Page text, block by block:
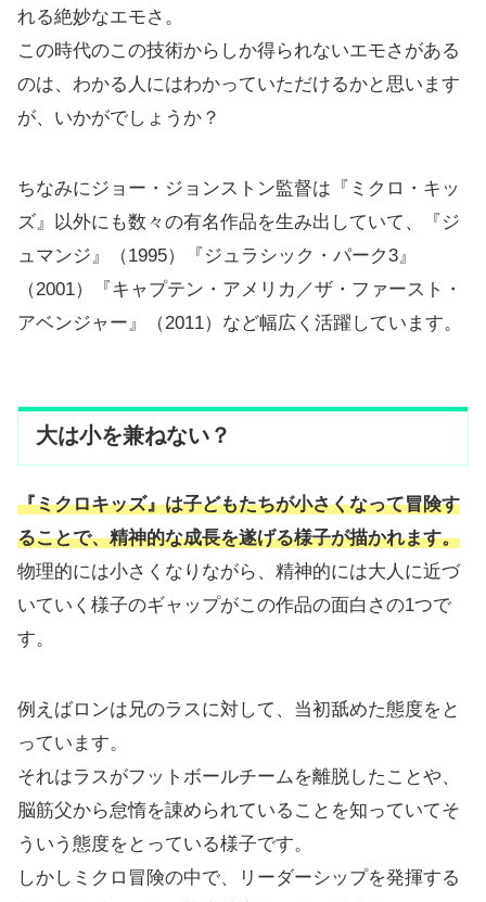
れる絶妙なエモさ。
この時代のこの技術からしか得られないエモさがある
のは、わかる人にはわかっていただけるかと思います
が、いかがでしょうか？
ちなみにジョー・ジョンストン監督は『ミクロ・キッ
ズ』以外にも数々の有名作品を生み出していて、『ジ
ュマンジ』（1995）『ジュラシック・パーク3』
（2001）『キャプテン・アメリカ／ザ・ファースト・
アベンジャー』（2011）など幅広く活躍しています。
大は小を兼ねない？
『ミクロキッズ』は子どもたちが小さくなって冒険す
ることで、精神的な成長を遂げる様子が描かれます。
物理的には小さくなりながら、精神的には大人に近づ
いていく様子のギャップがこの作品の面白さの1つで
す。
例えばロンは兄のラスに対して、当初舐めた態度をと
っています。
それはラスがフットボールチームを離脱したことや、
脳筋父から怠惰を諌められていることを知っていてそ
ういう態度をとっている様子です。
しかしミクロ冒険の中で、リーダーシップを発揮する